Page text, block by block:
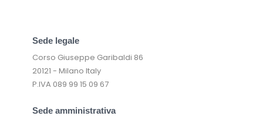
Sede legale
Corso Giuseppe Garibaldi 86
20121 - Milano Italy
P.IVA 089 99 15 09 67
Sede amministrativa